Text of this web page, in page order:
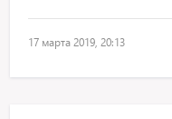
17 марта 2019, 20:13